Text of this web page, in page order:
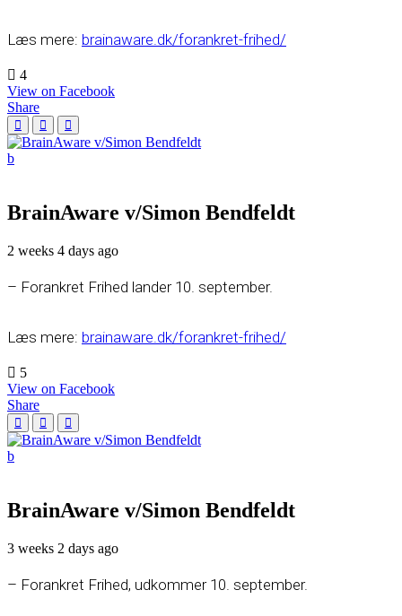
Læs mere: brainaware.dk/forankret-frihed/
4
View on Facebook
Share
BrainAware v/Simon Bendfeldt
2 weeks 4 days ago
– Forankret Frihed lander 10. september.
Læs mere: brainaware.dk/forankret-frihed/
5
View on Facebook
Share
BrainAware v/Simon Bendfeldt
3 weeks 2 days ago
– Forankret Frihed, udkommer 10. september.